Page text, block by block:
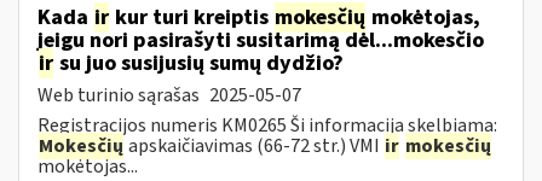
Kada ir kur turi kreiptis mokesčių mokėtojas,
jeigu nori pasirašyti susitarimą dėl...mokesčio
ir su juo susijusių sumų dydžio?
Web turinio sąrašas 2025-05-07
Registracijos numeris KM0265 Ši informacija skelbiama:
Mokesčių apskaičiavimas (66-72 str.) VMI ir mokesčių
mokėtojas...